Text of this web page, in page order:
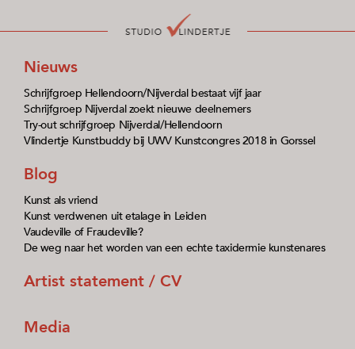
Nieuws
Schrijfgroep Hellendoorn/Nijverdal bestaat vijf jaar
Schrijfgroep Nijverdal zoekt nieuwe deelnemers
Try-out schrijfgroep Nijverdal/Hellendoorn
Vlindertje Kunstbuddy bij UWV Kunstcongres 2018 in Gorssel
Blog
Kunst als vriend
Kunst verdwenen uit etalage in Leiden
Vaudeville of Fraudeville?
De weg naar het worden van een echte taxidermie kunstenares
Artist statement / CV
Media